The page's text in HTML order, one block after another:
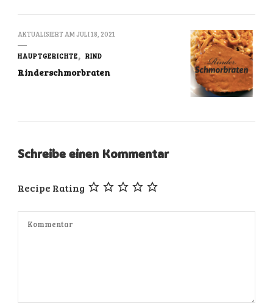
AKTUALISIERT AM JULI 18, 2021
HAUPTGERICHTE RIND
Rinderschmorbraten
Schreibe einen Kommentar
Recipe Rating